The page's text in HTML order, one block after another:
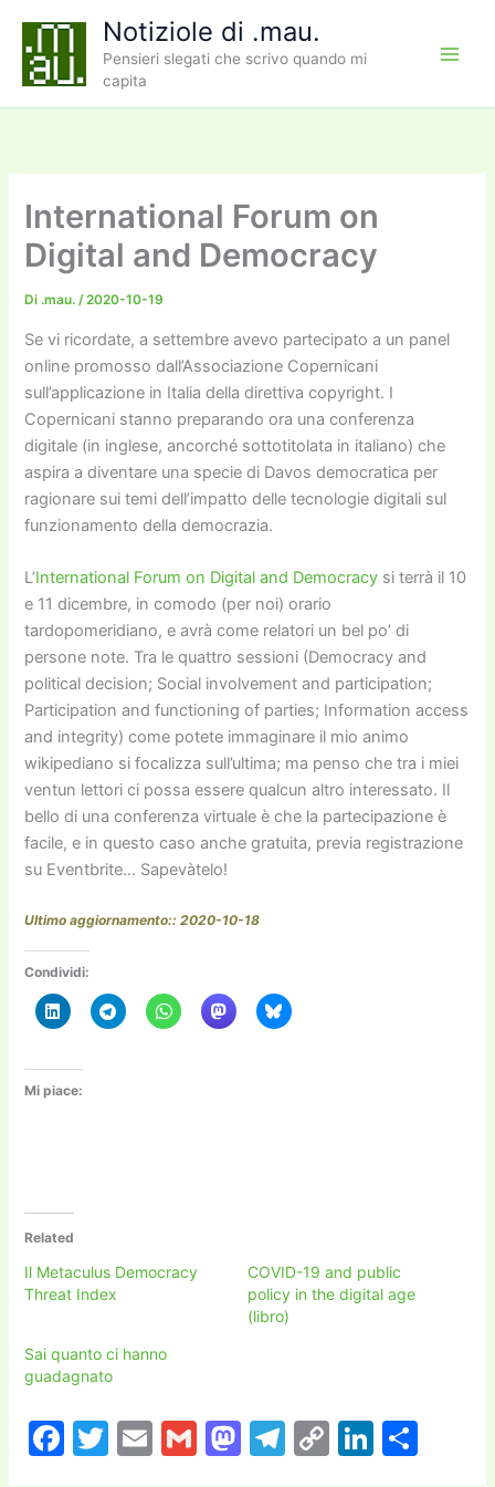
contenuto
Notiziole di .mau.
Pensieri slegati che scrivo quando mi
capita
International Forum on
Digital and Democracy
Di .mau./2020-10-19
Se vi ricordate, a settembre avevo partecipato a un panel
online promosso dall’Associazione Copernicani
sull’applicazione in Italia della direttiva copyright. I
Copernicani stanno preparando ora una conferenza
digitale (in inglese, ancorché sottotitolata in italiano) che
aspira a diventare una specie di Davos democratica per
ragionare sui temi dell’impatto delle tecnologie digitali sul
funzionamento della democrazia.
L’International Forum on Digital and Democracy si terrà il 10
e 11 dicembre, in comodo (per noi) orario
tardopomeridiano, e avrà come relatori un bel po’ di
persone note. Tra le quattro sessioni (Democracy and
political decision; Social involvement and participation;
Participation and functioning of parties; Information access
and integrity) come potete immaginare il mio animo
wikipediano si focalizza sull’ultima; ma penso che tra i miei
ventun lettori ci possa essere qualcun altro interessato. Il
bello di una conferenza virtuale è che la partecipazione è
facile, e in questo caso anche gratuita, previa registrazione
su Eventbrite… Sapevàtelo!
Ultimo aggiornamento:: 2020-10-18
Condividi:
Mi piace:
Related
Il Metaculus Democracy
Threat Index
COVID-19 and public
policy in the digital age
(libro)
Sai quanto ci hanno
guadagnato
F
T
E
G
M T
C
Li